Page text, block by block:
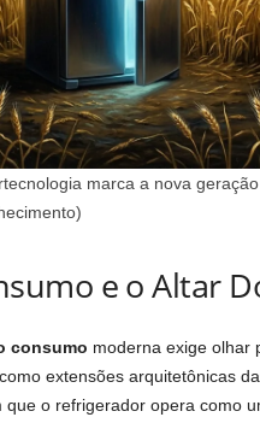
marca a nova
e o Altar
consumo moderna exige olhar
extensões arquitetônicas
o refrigerador opera como